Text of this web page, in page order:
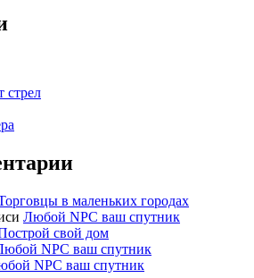
стрел
в маленьких городах
Любой NPC ваш спутник
свой дом
NPC ваш спутник
NPC ваш спутник